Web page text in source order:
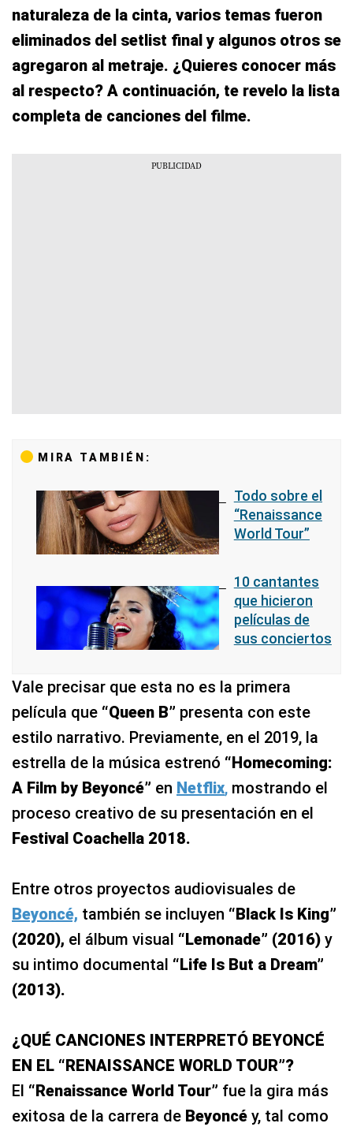
naturaleza de la cinta, varios temas fueron
eliminados del setlist final y algunos otros se
agregaron al metraje. ¿Quieres conocer más
al respecto? A continuación, te revelo la lista
completa de canciones del filme.
MIRA TAMBIÉN:
Todo sobre el
“Renaissance
World Tour”
10 cantantes
que hicieron
películas de
sus conciertos
Vale precisar que esta no es la primera
película que “Queen B” presenta con este
estilo narrativo. Previamente, en el 2019, la
estrella de la música estrenó “Homecoming:
A Film by Beyoncé” en Netflix, mostrando el
proceso creativo de su presentación en el
Festival Coachella 2018.
Entre otros proyectos audiovisuales de
Beyoncé, también se incluyen “Black Is King”
(2020), el álbum visual “Lemonade” (2016) y
su intimo documental “Life Is But a Dream”
(2013).
¿QUÉ CANCIONES INTERPRETÓ BEYONCÉ
EN EL “RENAISSANCE WORLD TOUR”?
El “Renaissance World Tour” fue la gira más
exitosa de la carrera de Beyoncé y, tal como